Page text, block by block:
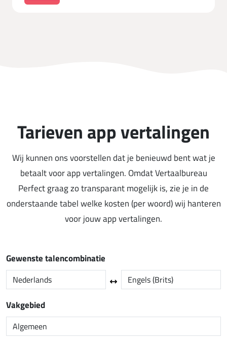
Tarieven app vertalingen
Wij kunnen ons voorstellen dat je benieuwd bent wat je
betaalt voor app vertalingen. Omdat Vertaalbureau
Perfect graag zo transparant mogelijk is, zie je in de
onderstaande tabel welke kosten (per woord) wij hanteren
voor jouw app vertalingen.
Gewenste talencombinatie
Vakgebied